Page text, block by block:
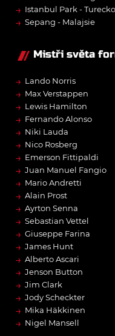
→ Istanbul Park - Turecko
→ Sepang - Malajsie
Mistři světa
→ Lando Norris
→ Max Verstappen
→ Lewis Hamilton
→ Fernando Alonso
→ Niki Lauda
→ Nico Rosberg
→ Emerson Fittipaldi
→ Juan Manuel Fangio
→ Mario Andretti
→ Alain Prost
→ Ayrton Senna
→ Sebastian Vettel
→ Giuseppe Farina
→ James Hunt
→ Alberto Ascari
→ Jenson Button
→ Jim Clark
→ Jody Scheckter
→ Mika Häkkinen
→ Nigel Mansell